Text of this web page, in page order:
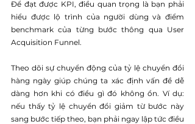
Để đạt được KPI, điều quan trọng là bạn phải
hiểu được lộ trình của người dùng và điểm
benchmark của từng bước thông qua User
Acquisition Funnel.
Theo dõi sự chuyển động của tỷ lệ chuyển đổi
hàng ngày giúp chúng ta xác định vấn đề dễ
dàng hơn khi có điều gì đó không ổn. Ví dụ:
nếu thấy tỷ lệ chuyển đổi giảm từ bước này
sang bước tiếp theo, bạn phải ngay lập tức điều